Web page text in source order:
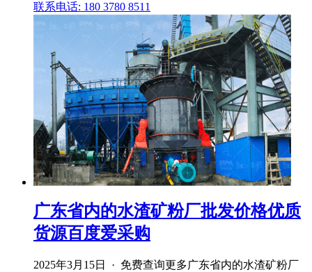
联系电话: 180 3780 8511
广东省内的水渣矿粉厂批发价格优质
货源百度爱采购
2025年3月15日 · 免费查询更多广东省内的水渣矿粉厂